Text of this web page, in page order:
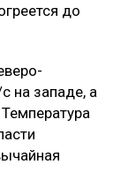
до
на западе, а